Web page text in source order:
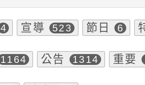
4 宣導 523 節日 6
1164 公告 1314 重要